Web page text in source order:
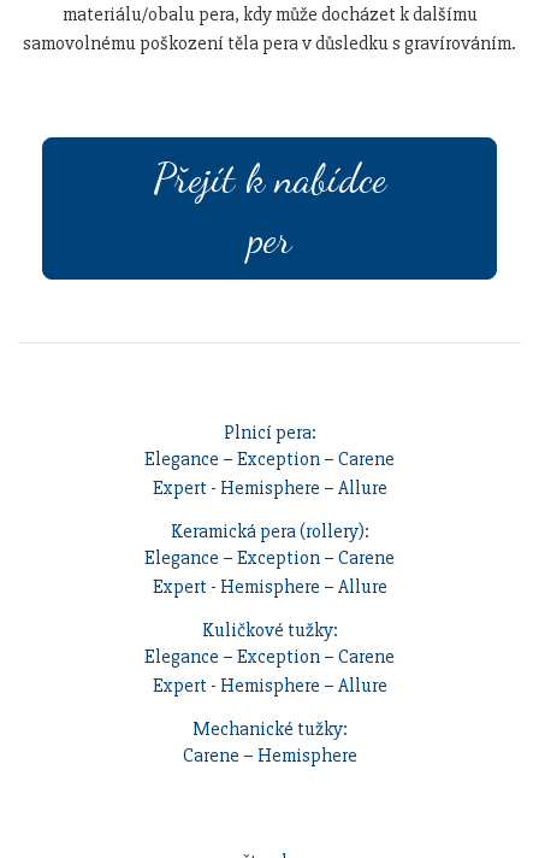
materiálu/obalu pera, kdy může docházet k dalšímu
samovolnému poškození těla pera v důsledku s gravírováním.
Přejít k nabídce
per
Plnicí pera:
Elegance – Exception – Carene
Expert - Hemisphere – Allure
Keramická pera (rollery):
Elegance – Exception – Carene
Expert - Hemisphere – Allure
Kuličkové tužky:
Elegance – Exception – Carene
Expert - Hemisphere – Allure
Mechanické tužky:
Carene – Hemisphere